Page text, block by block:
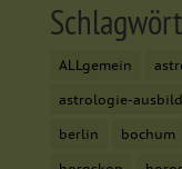
ALLgemein
astrologie-
berlin bochum